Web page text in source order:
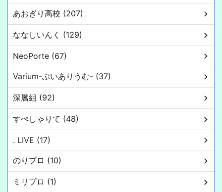
あおぎり高校 (207)
ななしいんく (129)
NeoPorte (67)
Varium-ぶいありうむ- (37)
深層組 (92)
すぺしゃりて (48)
. LIVE (17)
のりプロ (10)
ミリプロ (1)